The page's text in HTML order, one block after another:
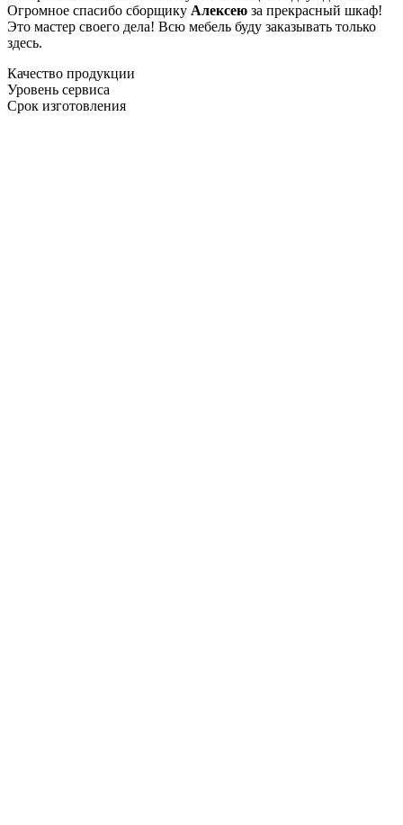
Огромное спасибо сборщику Алексею за прекрасный шкаф!
Это мастер своего дела! Всю мебель буду заказывать только
здесь.
Качество продукции
Уровень сервиса
Срок изготовления